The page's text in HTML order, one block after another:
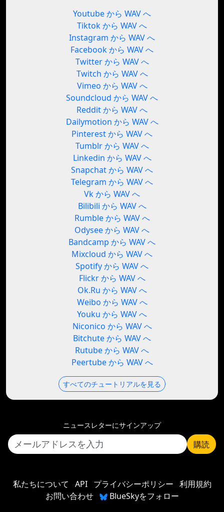
Youtube から WAV へ
Tiktok から WAV へ
Instagram から WAV へ
Facebook から WAV へ
Twitter から WAV へ
Twitch から WAV へ
Vimeo から WAV へ
Soundcloud から WAV へ
Reddit から WAV へ
Dailymotion から WAV へ
Pinterest から WAV へ
Tumblr から WAV へ
Linkedin から WAV へ
Snapchat から WAV へ
Telegram から WAV へ
Vk から WAV へ
Bilibili から WAV へ
Rumble から WAV へ
Odysee から WAV へ
Bandcamp から WAV へ
Mixcloud から WAV へ
Spotify から WAV へ
Flickr から WAV へ
Ok.Ru から WAV へ
Weibo から WAV へ
Youku から WAV へ
Niconico から WAV へ
Bitchute から WAV へ
Rutube から WAV へ
Peertube から WAV へ
すべてのチュートリアルを見る
ニュースレターにサインアップ
購読
私たちについて API プライバシーポリシー 利用規約
お問い合わせ
BlueSkyをフォロー